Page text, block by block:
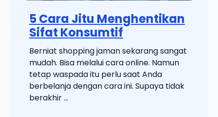
5 Cara Jitu Menghentikan
Sifat Konsumtif
Berniat shopping jaman sekarang sangat
mudah. Bisa melalui cara online. Namun
tetap waspada itu perlu saat Anda
berbelanja dengan cara ini. Supaya tidak
berakhir ...